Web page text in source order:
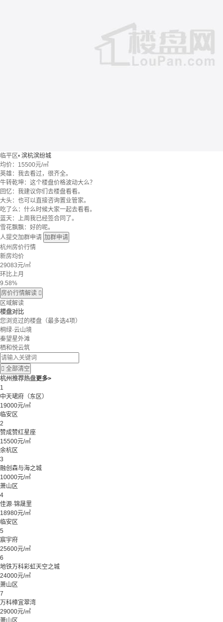
临平区• 滨杭滨纷城
均价： 15500元/㎡
英雄：我去看过，很齐全。
牛转乾坤：这个楼盘价格波动大么？
回忆：我建议你们去楼盘看看。
大头：也可以直接咨询置业管家。
吃了么：什么时候大家一起去看看。
蓝天：上周我已经签合同了。
雪花飘飘：好的呢。
人提交加群申请 加群申请
杭州房价行情
新房均价
29083元/㎡
环比上月
9.58%
房价行情解读 
区域解读
楼盘对比
您浏览过的楼盘 （最多选4项）
桐绿·云山境
秦望星外滩
栖和悦云筑
 全部清空
杭州推荐热盘更多>
1
中天珺府（东区）
19000元/㎡
临安区
2
赞成赞红星座
15500元/㎡
余杭区
3
融创森与海之城
10000元/㎡
萧山区
4
佳源·锦晟里
18980元/㎡
临安区
5
宸宇府
25600元/㎡
6
地铁万科彩虹天空之城
24000元/㎡
萧山区
7
万科樟宜翠湾
29000元/㎡
萧山区